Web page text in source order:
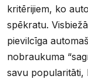
kritērijiem, ko
spēkratu.
pievilcīga
nobraukuma
savu popularitāti,